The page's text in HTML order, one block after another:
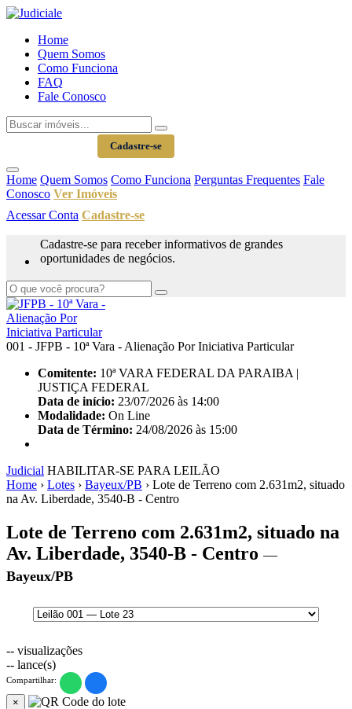
Home
Quem Somos
Como Funciona
FAQ
Fale Conosco
Cadastre-se
Home Quem Somos Como Funciona Perguntas Frequentes Fale
Conosco Ver Imóveis
Acessar Conta Cadastre-se
Cadastre-se para receber informativos de grandes
oportunidades de negócios.
001 - JFPB - 10ª Vara - Alienação Por Iniciativa Particular
Comitente: 10ª VARA FEDERAL DA PARAIBA |
JUSTIÇA FEDERAL
Data de início: 23/07/2026 às 14:00
Modalidade: On Line
Data de Término: 24/08/2026 às 15:00
Judicial HABILITAR-SE PARA LEILÃO
Home › Lotes › Bayeux/PB › Lote de Terreno com 2.631m2, situado
na Av. Liberdade, 3540-B - Centro
Lote de Terreno com 2.631m2, situado na
Av. Liberdade, 3540-B - Centro—
Bayeux/PB
-- visualizações
-- lance(s)
Compartilhar:
×